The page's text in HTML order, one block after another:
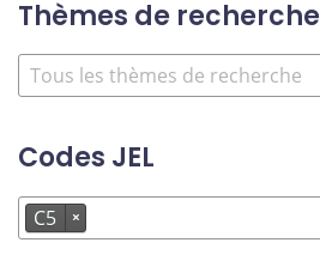
Thèmes de recherche
Codes JEL
C5 ×